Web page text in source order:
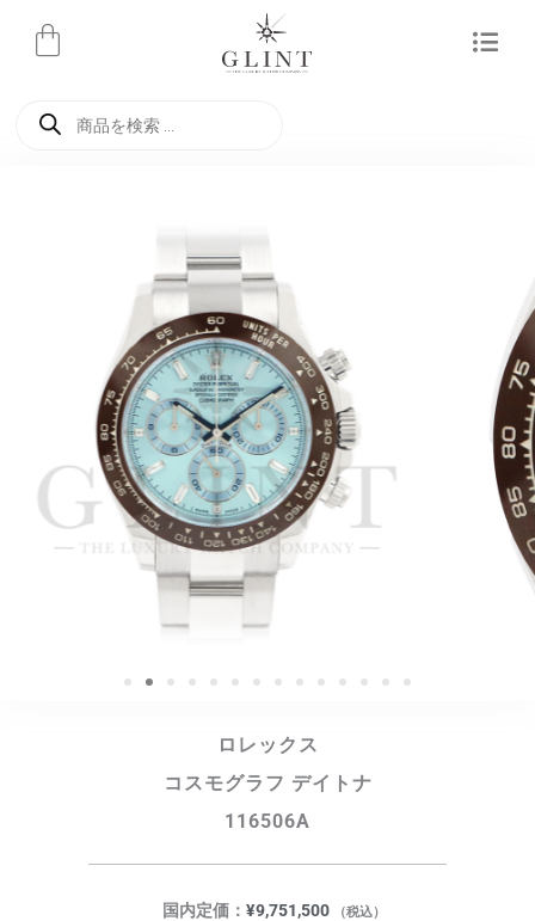
ロレックス
コスモグラフ デイトナ
116506A
国内定価： ¥9,751,500 （税込）